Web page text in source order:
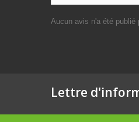
Aucun avis n'a été publié
Lettre